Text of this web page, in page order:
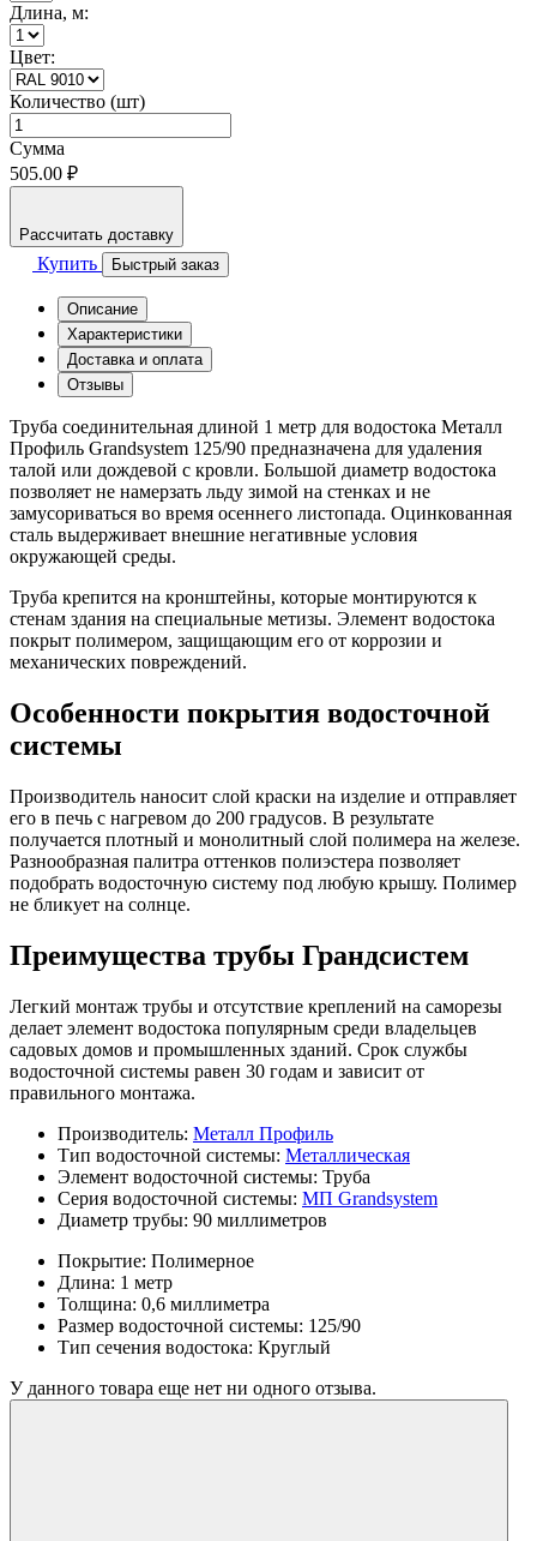
Длина, м:
Цвет:
Количество (шт)
Сумма
505.00 ₽
Рассчитать доставку
Купить Быстрый заказ
Описание
Характеристики
Доставка и оплата
Отзывы
Труба соединительная длиной 1 метр для водостока Металл
Профиль Grandsystem 125/90 предназначена для удаления
талой или дождевой с кровли. Большой диаметр водостока
позволяет не намерзать льду зимой на стенках и не
замусориваться во время осеннего листопада. Оцинкованная
сталь выдерживает внешние негативные условия
окружающей среды.
Труба крепится на кронштейны, которые монтируются к
стенам здания на специальные метизы. Элемент водостока
покрыт полимером, защищающим его от коррозии и
механических повреждений.
Особенности покрытия водосточной
системы
Производитель наносит слой краски на изделие и отправляет
его в печь с нагревом до 200 градусов. В результате
получается плотный и монолитный слой полимера на железе.
Разнообразная палитра оттенков полиэстера позволяет
подобрать водосточную систему под любую крышу. Полимер
не бликует на солнце.
Преимущества трубы Грандсистем
Легкий монтаж трубы и отсутствие креплений на саморезы
делает элемент водостока популярным среди владельцев
садовых домов и промышленных зданий. Срок службы
водосточной системы равен 30 годам и зависит от
правильного монтажа.
Производитель: Металл Профиль
Тип водосточной системы: Металлическая
Элемент водосточной системы: Труба
Серия водосточной системы: МП Grandsystem
Диаметр трубы: 90 миллиметров
Покрытие: Полимерное
Длина: 1 метр
Толщина: 0,6 миллиметра
Размер водосточной системы: 125/90
Тип сечения водостока: Круглый
У данного товара еще нет ни одного отзыва.